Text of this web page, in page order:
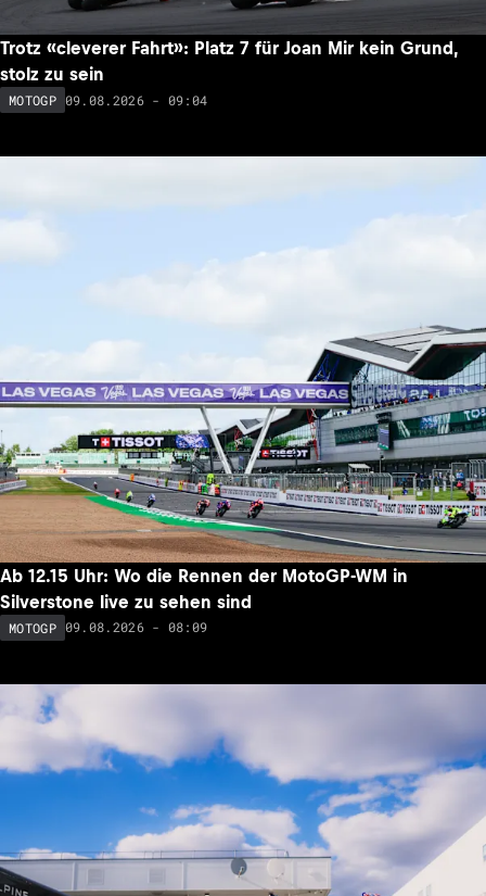
Trotz «cleverer Fahrt»: Platz 7 für Joan Mir kein Grund,
stolz zu sein
MOTOGP 09.08.2026 - 09:04
Ab 12.15 Uhr: Wo die Rennen der MotoGP-WM in
Silverstone live zu sehen sind
MOTOGP 09.08.2026 - 08:09